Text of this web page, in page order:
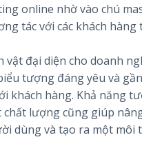
online nhờ vào chú
tác với các khách hàng
vật đại diện cho doanh
tượng đáng yêu và
khách hàng. Khả năng
chất lượng cũng giúp
dùng và tạo ra một môi